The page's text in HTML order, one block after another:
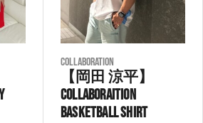
COLLABORATION
【岡田 涼平】
Collaboraition
Basketball Shirt